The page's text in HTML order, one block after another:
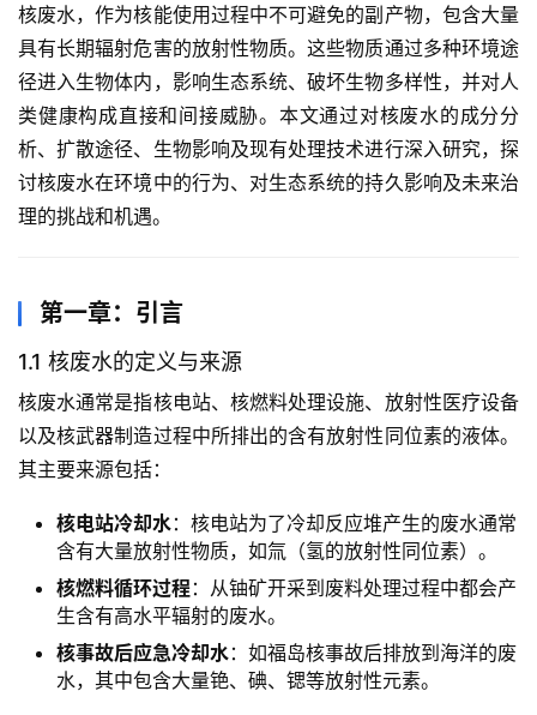
核废水，作为核能使用过程中不可避免的副产物，包含大量
具有长期辐射危害的放射性物质。这些物质通过多种环境途
径进入生物体内，影响生态系统、破坏生物多样性，并对人
类健康构成直接和间接威胁。本文通过对核废水的成分分
析、扩散途径、生物影响及现有处理技术进行深入研究，探
讨核废水在环境中的行为、对生态系统的持久影响及未来治
理的挑战和机遇。
第一章：引言
1.1 核废水的定义与来源
核废水通常是指核电站、核燃料处理设施、放射性医疗设备
以及核武器制造过程中所排出的含有放射性同位素的液体。
其主要来源包括：
核电站冷却水：核电站为了冷却反应堆产生的废水通常
含有大量放射性物质，如氚（氢的放射性同位素）。
核燃料循环过程：从铀矿开采到废料处理过程中都会产
生含有高水平辐射的废水。
核事故后应急冷却水：如福岛核事故后排放到海洋的废
水，其中包含大量铯、碘、锶等放射性元素。